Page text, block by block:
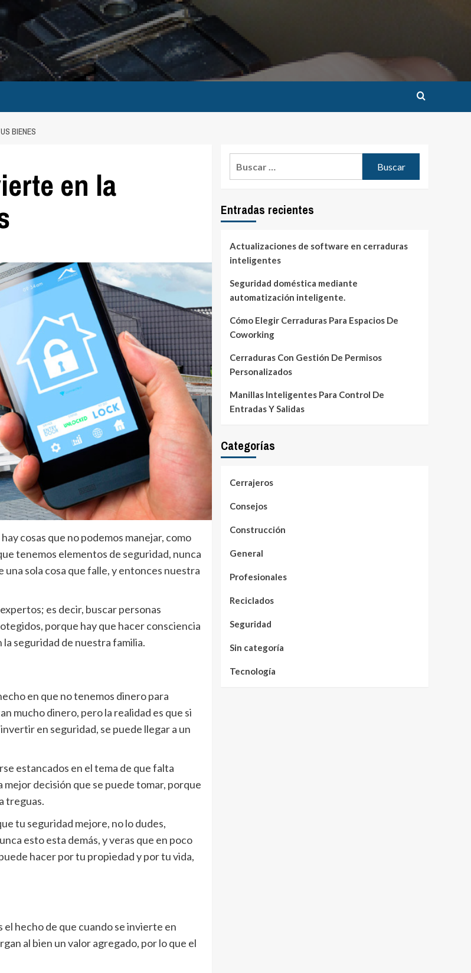
BIENES
en la
cosas que no podemos manejar, como
tenemos elementos de seguridad, nunca
sola cosa que falle, y entonces nuestra
es decir, buscar personas
porque hay que hacer consciencia
la seguridad de nuestra familia.
en que no tenemos dinero para
mucho dinero, pero la realidad es que si
en seguridad, se puede llegar a un
estancados en el tema de que falta
mejor decisión que se puede tomar, porque
treguas.
tu seguridad mejore, no lo dudes,
esto esta demás, y veras que en poco
hacer por tu propiedad y por tu vida,
hecho de que cuando se invierte en
al bien un valor agregado, por lo que el
Entradas recientes
Actualizaciones de software en cerraduras
inteligentes
Seguridad doméstica mediante
automatización inteligente.
Cómo Elegir Cerraduras Para Espacios De
Coworking
Cerraduras Con Gestión De Permisos
Personalizados
Manillas Inteligentes Para Control De
Entradas Y Salidas
Categorías
Cerrajeros
Consejos
Construcción
General
Profesionales
Reciclados
Seguridad
Sin categoría
Tecnología